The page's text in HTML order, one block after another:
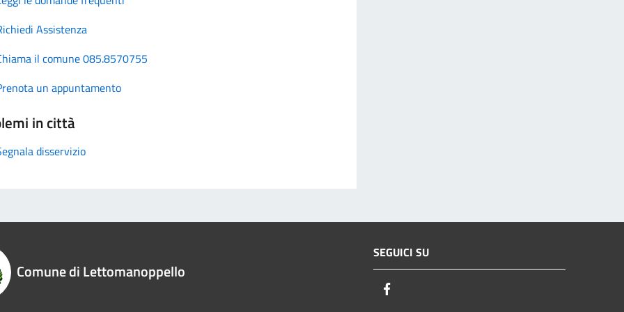
Assistenza
il comune 085.8570755
un appuntamento
in città
disservizio
Comune di Lettomanoppello
SEGUICI SU